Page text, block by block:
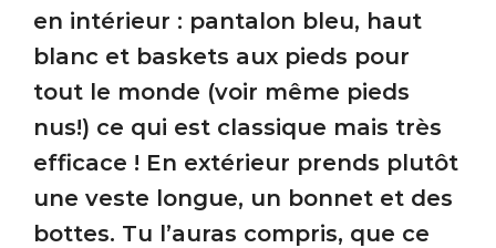
en intérieur : pantalon bleu, haut
blanc et baskets aux pieds pour
tout le monde (voir même pieds
nus!) ce qui est classique mais très
efficace ! En extérieur prends plutôt
une veste longue, un bonnet et des
bottes. Tu l’auras compris, que ce